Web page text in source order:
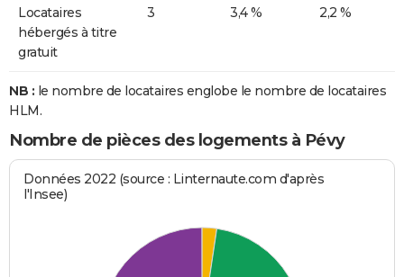
Locataires
hébergés à titre
gratuit
3 3,4 % 2,2 %
NB : le nombre de locataires englobe le nombre de locataires
HLM.
Nombre de pièces des logements à Pévy
Données 2022 (source : Linternaute.com d'après
l'Insee)